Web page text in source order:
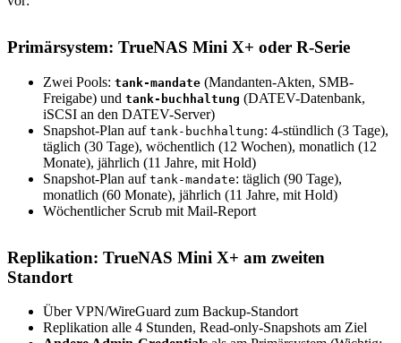
Primärsystem: TrueNAS Mini X+ oder R-Serie
Zwei Pools: tank-mandate (Mandanten-Akten, SMB-
Freigabe) und tank-buchhaltung (DATEV-Datenbank,
iSCSI an den DATEV-Server)
Snapshot-Plan auf tank-buchhaltung: 4-stündlich (3 Tage),
täglich (30 Tage), wöchentlich (12 Wochen), monatlich (12
Monate), jährlich (11 Jahre, mit Hold)
Snapshot-Plan auf tank-mandate: täglich (90 Tage),
monatlich (60 Monate), jährlich (11 Jahre, mit Hold)
Wöchentlicher Scrub mit Mail-Report
Replikation: TrueNAS Mini X+ am zweiten
Standort
Über VPN/WireGuard zum Backup-Standort
Replikation alle 4 Stunden, Read-only-Snapshots am Ziel